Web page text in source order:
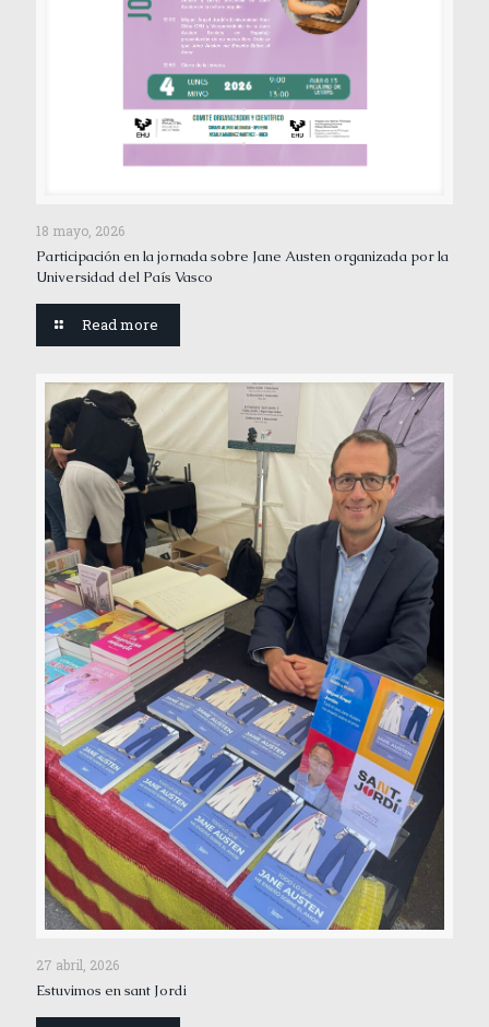
18 mayo, 2026
Participación en la jornada sobre Jane Austen organizada por la
Universidad del País Vasco
Read more
27 abril, 2026
Estuvimos en sant Jordi